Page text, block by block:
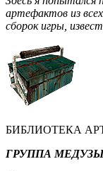
артефактов из
сборок игры,
БИБЛИОТЕКА
ГРУППА